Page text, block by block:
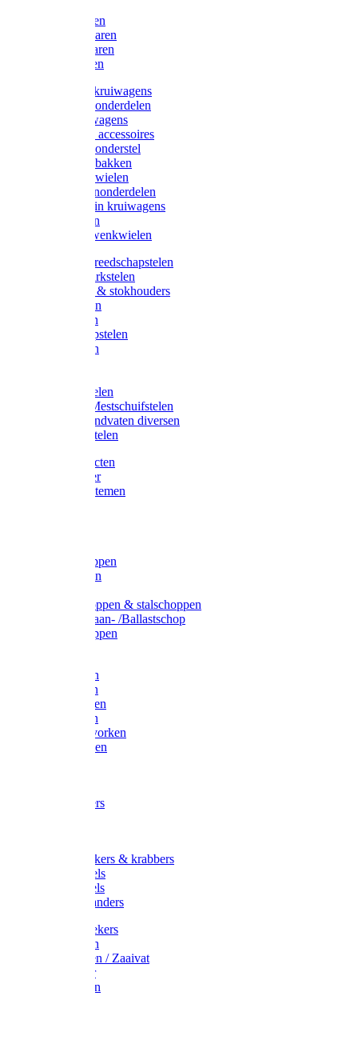
Snoeischaren
Heggenscharen
Takkenscharen
Snoeimessen
Landbouwkruiwagens
Kruiwagenonderdelen
Bouwkruiwagens
Kruiwagen accessoires
Kruiwagenonderstel
Kruiwagenbakken
Kruiwagenwielen
Steekwagenonderdelen
Huis en Tuin kruiwagens
Steekwagen
Bok- en Zwenkwielen
Overige gereedschapstelen
Bezem-/Harkstelen
Handvaten & stokhouders
Hamerstelen
Spadestelen
Graanschopstelen
Schopstelen
Gardena stelen
Sneeuw- /Mestschuifstelen
Stelen / Handvaten diversen
Telescoopstelen
Tuin producten
Fruitplukker
Ophangsystemen
Betonschoppen
Schepbatsen
Ballastschoppen & stalschoppen
Slijtsrip Graan- /Ballastschop
Graanschoppen
Hooivorken
Mestvorken
Bietenvorken
Maisvorken
Aardappelvorken
Vijgenvorken
Tuinkrabbers
Onkruidstekers & krabbers
Hartschoffels
Ruitschoffels
Onkruidbranders
Graskantstekers
Verticuteren
Strooiwagen / Zaaivat
Grasmaaier
Grasscharen